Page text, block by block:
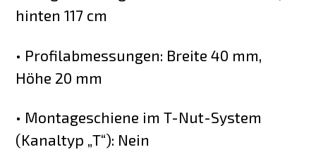
hinten 117 cm
• Profilabmessungen: Breite 40 mm,
Höhe 20 mm
• Montageschiene im T-Nut-System
(Kanaltyp „T“): Nein